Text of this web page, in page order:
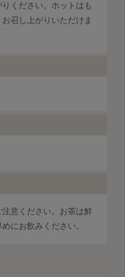
ください。ホットはも
召し上がりいただけま
意ください。お茶は鮮
にお飲みください。